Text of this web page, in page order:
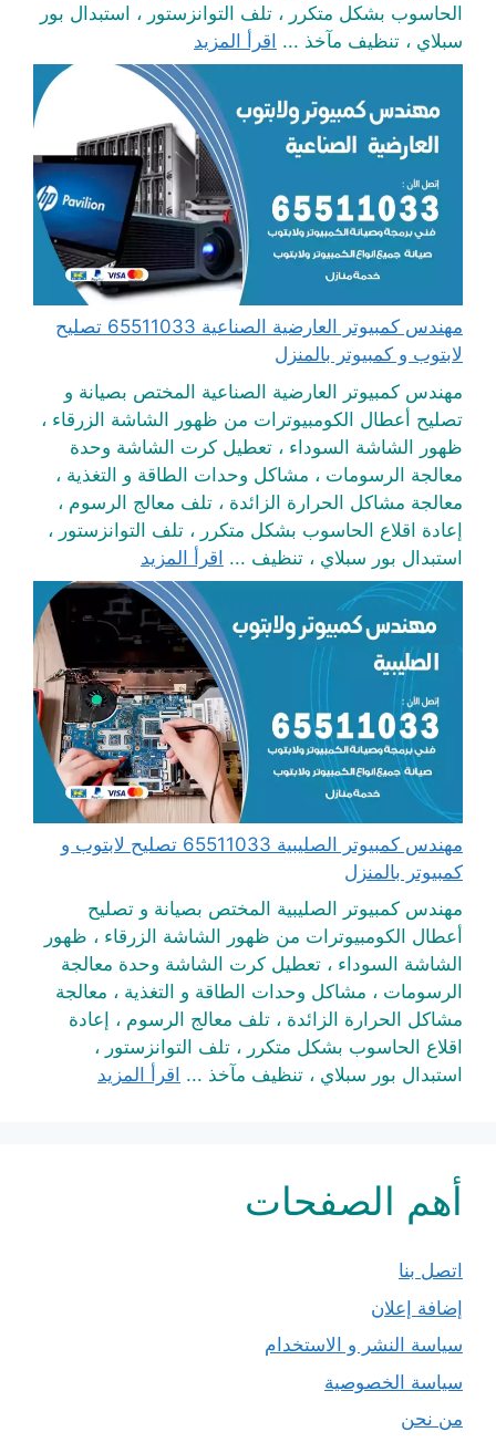
الحاسوب بشكل متكرر ، تلف التوانزستور ، استبدال بور
سبلاي ، تنظيف مآخذ ... اقرأ المزيد
مهندس كمبيوتر العارضية الصناعية 65511033 تصليح
لابتوب و كمبيوتر بالمنزل
مهندس كمبيوتر العارضية الصناعية المختص بصيانة و
تصليح أعطال الكومبيوترات من ظهور الشاشة الزرقاء ،
ظهور الشاشة السوداء ، تعطيل كرت الشاشة وحدة
معالجة الرسومات ، مشاكل وحدات الطاقة و التغذية ،
معالجة مشاكل الحرارة الزائدة ، تلف معالج الرسوم ،
إعادة اقلاع الحاسوب بشكل متكرر ، تلف التوانزستور ،
استبدال بور سبلاي ، تنظيف ... اقرأ المزيد
مهندس كمبيوتر الصليبية 65511033 تصليح لابتوب و
كمبيوتر بالمنزل
مهندس كمبيوتر الصليبية المختص بصيانة و تصليح
أعطال الكومبيوترات من ظهور الشاشة الزرقاء ، ظهور
الشاشة السوداء ، تعطيل كرت الشاشة وحدة معالجة
الرسومات ، مشاكل وحدات الطاقة و التغذية ، معالجة
مشاكل الحرارة الزائدة ، تلف معالج الرسوم ، إعادة
اقلاع الحاسوب بشكل متكرر ، تلف التوانزستور ،
استبدال بور سبلاي ، تنظيف مآخذ ... اقرأ المزيد
أهم الصفحات
اتصل بنا
إضافة إعلان
سياسة النشر و الاستخدام
سياسة الخصوصية
من نحن